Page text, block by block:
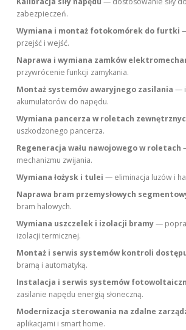
zabezpieczeń.
Wymiana i montaż fotokomórek do furtki
przejść i wejść.
Naprawa i wymiana zamków
przywrócenie funkcji zamykania.
Montaż systemów awaryjnego zasilania —
akumulatorów do napędu.
Wymiana pancerza w roletach
uszkodzonego pancerza.
Regeneracja wału nawojowego w roletach
mechanizmu zwijania.
Wymiana łożysk i tulei — eliminacja luzów i
Naprawa bram przemysłowych
bram halowych.
Wymiana uszczelek i izolacji bramy—
izolacji termicznej.
Montaż i serwis systemów kontroli
bramą i automatyką.
Instalacja i serwis systemów
zasilanie napędu energią słoneczną.
Modernizacja sterowania na zdalne
aplikacjami i smart home.